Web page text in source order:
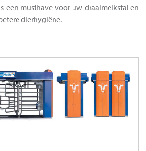
een musthave voor uw draaimelkstal en
dierhygiëne.